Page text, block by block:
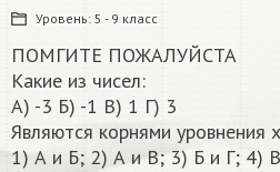
Уровень: 5 - 9 класс
ПОМГИТЕ ПОЖАЛУЙСТА
Какие из чисел:
А) -3 Б) -1 В) 1 Г) 3
Являются корнями уровнения
1) А и Б; 2) А и В; 3) Б и Г; 4)